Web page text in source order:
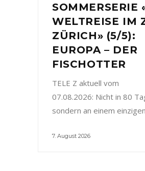
SOMMERSERIE
WELTREISE IM
ZÜRICH» (5/5):
EUROPA – DER
FISCHOTTER
TELE Z aktuell vom
07.08.2026: Nicht in 80
sondern an einem einzigen
7. August 2026